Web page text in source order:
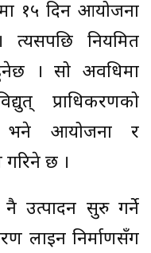
१५ दिन आयोजना
त्यसपछि नियमित
। सो अवधिमा
प्राधिकरणको
भने आयोजना र
गरिने छ ।
उत्पादन सुरु गर्ने
लाइन निर्माणसँग